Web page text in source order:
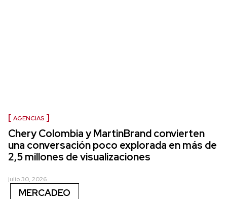
AGENCIAS
Chery Colombia y MartinBrand convierten
una conversación poco explorada en más de
2,5 millones de visualizaciones
julio 30, 2026
MERCADEO